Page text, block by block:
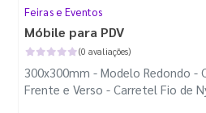
Feiras e Eventos
Móbile para PDV
(0 avaliações)
300x300mm - Modelo Redondo -
Frente e Verso - Carretel Fio de